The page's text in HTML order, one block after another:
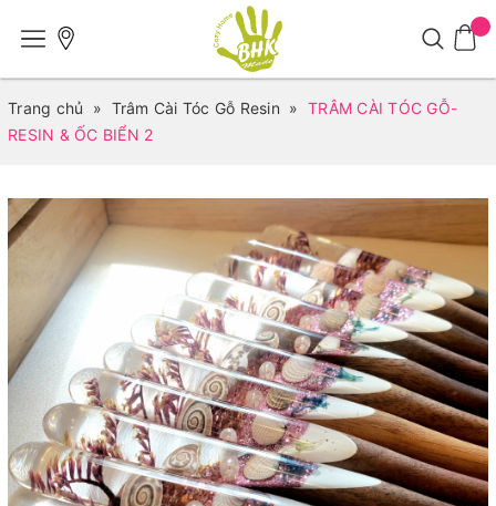
Trang chủ » Trâm Cài Tóc Gỗ Resin » TRÂM CÀI TÓC GỖ-
RESIN & ỐC BIỂN 2